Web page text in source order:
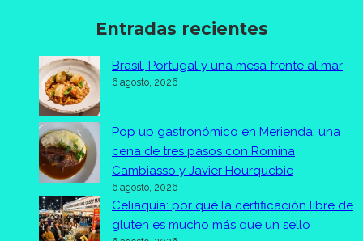
Entradas recientes
Brasil, Portugal y una mesa frente al mar
6 agosto, 2026
Pop up gastronómico en Merienda: una
cena de tres pasos con Romina
Cambiasso y Javier Hourquebie
6 agosto, 2026
Celiaquía: por qué la certificación libre de
gluten es mucho más que un sello